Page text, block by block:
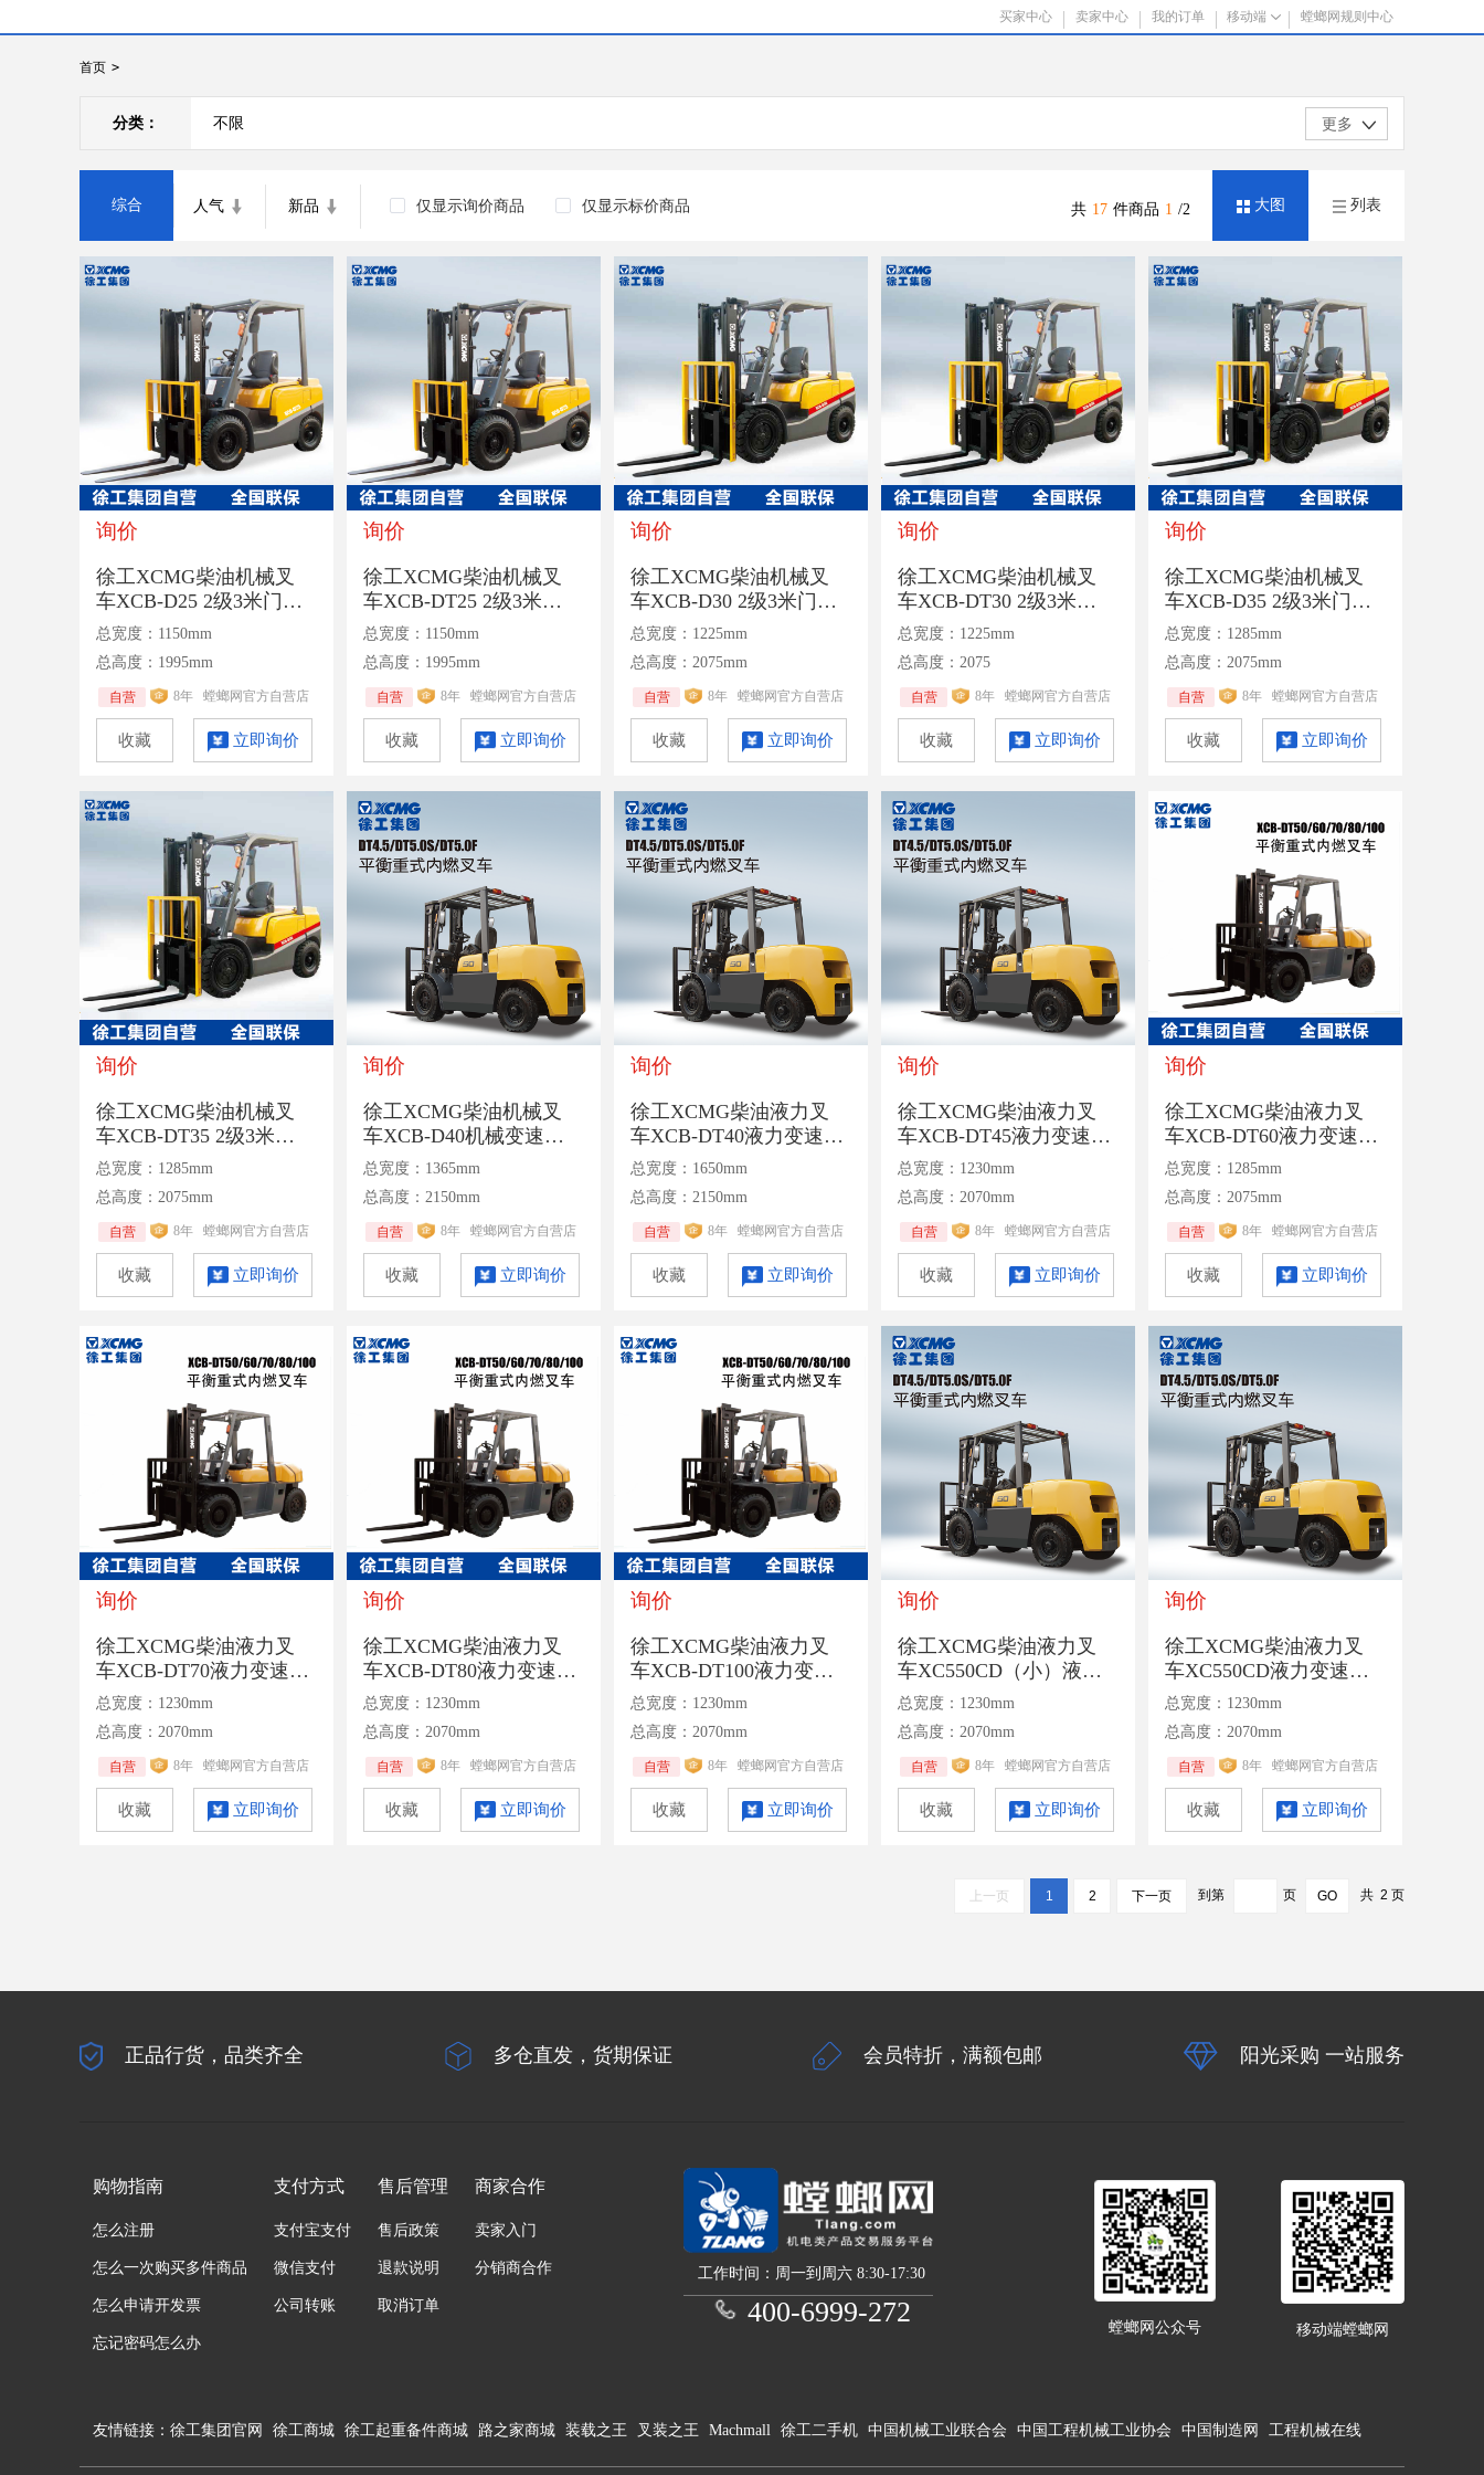
买家中心 卖家中心 我的订单 移动端 螳螂网规则中心
首页 >
分类： 不限 更多
综合 人气 新品 仅显示询价商品 仅显示标价商品 共 17 件商品 1 /2 大图 列表
询价
徐工XCMG柴油机械叉
车XCB-D25 2级3米门架1
070货叉机械变速箱额定
承载2.5吨
总宽度：1150mm
总高度：1995mm
自营 8年 螳螂网官方自营店
收藏 立即询价
询价
徐工XCMG柴油机械叉
车XCB-DT25 2级3米门
架1070货叉液力变速箱
额定承载2.5吨
总宽度：1150mm
总高度：1995mm
自营 8年 螳螂网官方自营店
收藏 立即询价
询价
徐工XCMG柴油机械叉
车XCB-D30 2级3米门架1
070mm货叉机械变速箱
额定承载3吨
总宽度：1225mm
总高度：2075mm
自营 8年 螳螂网官方自营店
收藏 立即询价
询价
徐工XCMG柴油机械叉
车XCB-DT30 2级3米门
架1070mm货叉液力变速
箱额定承载3吨
总宽度：1225mm
总高度：2075
自营 8年 螳螂网官方自营店
收藏 立即询价
询价
徐工XCMG柴油机械叉
车XCB-D35 2级3米门架1
070货叉机械变速箱额定
承载3.5吨
总宽度：1285mm
总高度：2075mm
自营 8年 螳螂网官方自营店
收藏 立即询价
询价
徐工XCMG柴油机械叉
车XCB-DT35 2级3米门
架1070mm货叉液力变速
箱额定承载3.5吨
总宽度：1285mm
总高度：2075mm
自营 8年 螳螂网官方自营店
收藏 立即询价
询价
徐工XCMG柴油机械叉
车XCB-D40机械变速箱1
070货叉额定承载4吨
总宽度：1365mm
总高度：2150mm
自营 8年 螳螂网官方自营店
收藏 立即询价
询价
徐工XCMG柴油液力叉
车XCB-DT40液力变速箱
1070mm货叉额定承载4
吨
总宽度：1650mm
总高度：2150mm
自营 8年 螳螂网官方自营店
收藏 立即询价
询价
徐工XCMG柴油液力叉
车XCB-DT45液力变速箱
1070mm货叉额定承载4.5
吨
总宽度：1230mm
总高度：2070mm
自营 8年 螳螂网官方自营店
收藏 立即询价
询价
徐工XCMG柴油液力叉
车XCB-DT60液力变速箱
额定承载6吨二级3米门
架
总宽度：1285mm
总高度：2075mm
自营 8年 螳螂网官方自营店
收藏 立即询价
询价
徐工XCMG柴油液力叉
车XCB-DT70液力变速箱
额定承载7吨二级3米门
架
总宽度：1230mm
总高度：2070mm
自营 8年 螳螂网官方自营店
收藏 立即询价
询价
徐工XCMG柴油液力叉
车XCB-DT80液力变速箱
额定承载8吨二级3米门
架
总宽度：1230mm
总高度：2070mm
自营 8年 螳螂网官方自营店
收藏 立即询价
询价
徐工XCMG柴油液力叉
车XCB-DT100液力变速
箱额定承载10吨二级3米
门架
总宽度：1230mm
总高度：2070mm
自营 8年 螳螂网官方自营店
收藏 立即询价
询价
徐工XCMG柴油液力叉
车XC550CD（小）液力
变速箱额定承载5.5吨二
级3米门架
总宽度：1230mm
总高度：2070mm
自营 8年 螳螂网官方自营店
收藏 立即询价
询价
徐工XCMG柴油液力叉
车XC550CD液力变速箱
额定承载5.5吨二级3米门
架
总宽度：1230mm
总高度：2070mm
自营 8年 螳螂网官方自营店
收藏 立即询价
上一页 1 2 下一页 到第 页 GO 共 2 页
正品行货，品类齐全 多仓直发，货期保证 会员特折，满额包邮 阳光采购 一站服务
购物指南
怎么注册
怎么一次购买多件商品
怎么申请开发票
忘记密码怎么办
支付方式
支付宝支付
微信支付
公司转账
售后管理
售后政策
退款说明
取消订单
商家合作
卖家入门
分销商合作 工作时间：周一到周六 8:30-17:30
400-6999-272 螳螂网公众号 移动端螳螂网
友情链接： 徐工集团官网 徐工商城 徐工起重备件商城 路之家商城 装载之王 叉装之王 Machmall 徐工二手机 中国机械工业联合会 中国工程机械工业协会 中国制造网 工程机械在线